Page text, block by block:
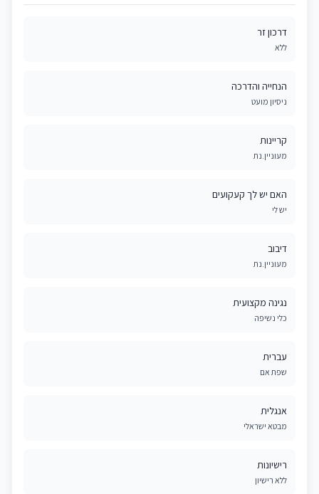
דרכון זר
ללא
הנחייה והדרכה
ניסיון מועט
קריינות
מעוניין.נת
האם יש לך קעקועים
יש לי
דיבוב
מעוניין.נת
נגינה מקצועית
כלי נשיפה
עברית
שפת אם
אנגלית
מבטא ישראלי
רישיונות
ללא רישיון